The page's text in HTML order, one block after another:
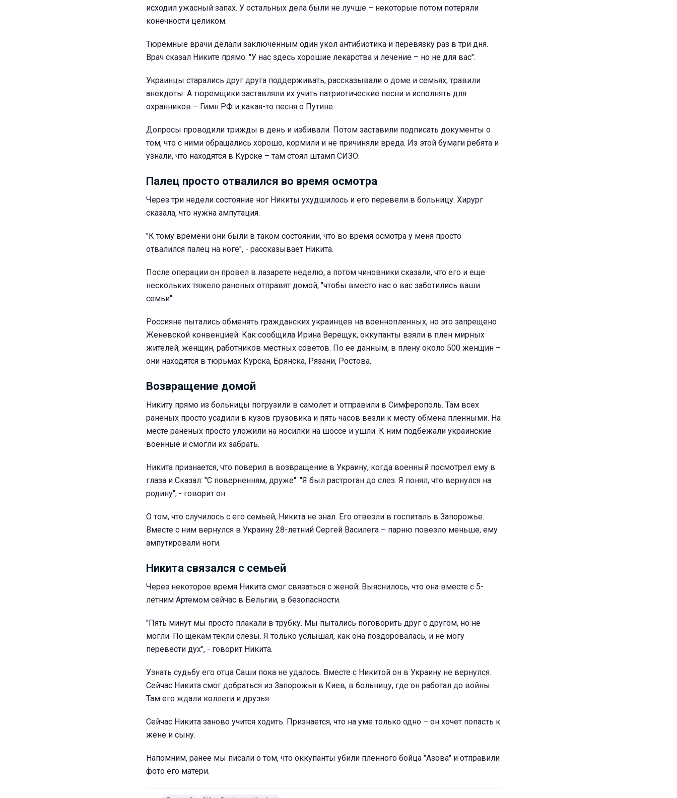
исходил ужасный запах. У остальных дела были не лучше – некоторые потом потеряли
конечности целиком.
Тюремные врачи делали заключенным один укол антибиотика и перевязку раз в три дня.
Врач сказал Никите прямо: "У нас здесь хорошие лекарства и лечение – но не для вас".
Украинцы старались друг друга поддерживать, рассказывали о доме и семьях, травили
анекдоты. А тюремщики заставляли их учить патриотические песни и исполнять для
охранников – Гимн РФ и какая-то песня о Путине.
Допросы проводили трижды в день и избивали. Потом заставили подписать документы о
том, что с ними обращались хорошо, кормили и не причиняли вреда. Из этой бумаги ребята и
узнали, что находятся в Курске – там стоял штамп СИЗО.
Палец просто отвалился во время осмотра
Через три недели состояние ног Никиты ухудшилось и его перевели в больницу. Хирург
сказала, что нужна ампутация.
"К тому времени они были в таком состоянии, что во время осмотра у меня просто
отвалился палец на ноге", - рассказывает Никита.
После операции он провел в лазарете неделю, а потом чиновники сказали, что его и еще
нескольких тяжело раненых отправят домой, "чтобы вместо нас о вас заботились ваши
семьи".
Россияне пытались обменять гражданских украинцев на военнопленных, но это запрещено
Женевской конвенцией. Как сообщила Ирина Верещук, оккупанты взяли в плен мирных
жителей, женщин, работников местных советов. По ее данным, в плену около 500 женщин –
они находятся в тюрьмах Курска, Брянска, Рязани, Ростова.
Возвращение домой
Никиту прямо из больницы погрузили в самолет и отправили в Симферополь. Там всех
раненых просто усадили в кузов грузовика и пять часов везли к месту обмена пленными. На
месте раненых просто уложили на носилки на шоссе и ушли. К ним подбежали украинские
военные и смогли их забрать.
Никита признается, что поверил в возвращение в Украину, когда военный посмотрел ему в
глаза и Сказал: "С поверненням, друже". "Я был растроган до слез. Я понял, что вернулся на
родину", - говорит он.
О том, что случилось с его семьей, Никита не знал. Его отвезли в госпиталь в Запорожье.
Вместе с ним вернулся в Украину 28-летний Сергей Василега – парню повезло меньше, ему
ампутировали ноги.
Никита связался с семьей
Через некоторое время Никита смог связаться с женой. Выяснилось, что она вместе с 5-
летним Артемом сейчас в Бельгии, в безопасности.
"Пять минут мы просто плакали в трубку. Мы пытались поговорить друг с другом, но не
могли. По щекам текли слезы. Я только услышал, как она поздоровалась, и не могу
перевести дух", - говорит Никита.
Узнать судьбу его отца Саши пока не удалось. Вместе с Никитой он в Украину не вернулся.
Сейчас Никита смог добраться из Запорожья в Киев, в больницу, где он работал до войны.
Там его ждали коллеги и друзья.
Сейчас Никита заново учится ходить. Признается, что на уме только одно – он хочет попасть к
жене и сыну.
Напомним, ранее мы писали о том, что оккупанты убили пленного бойца "Азова" и отправили
фото его матери.